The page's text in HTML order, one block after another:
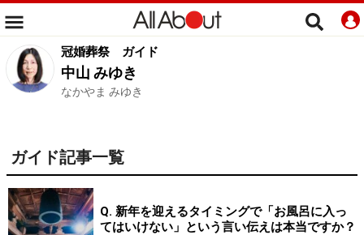
冠婚葬祭 ガイド
中山 みゆき
なかやま みゆき
ガイド記事一覧
Q. 新年を迎えるタイミングで「お風呂に入っ
てはいけない」という言い伝えは本当ですか？